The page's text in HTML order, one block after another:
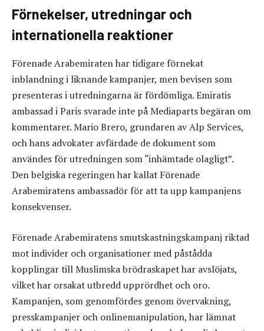
Förnekelser, utredningar och
internationella reaktioner
Förenade Arabemiraten har tidigare förnekat
inblandning i liknande kampanjer, men bevisen som
presenteras i utredningarna är fördömliga. Emiratis
ambassad i Paris svarade inte på Mediaparts begäran om
kommentarer. Mario Brero, grundaren av Alp Services,
och hans advokater avfärdade de dokument som
användes för utredningen som “inhämtade olagligt”.
Den belgiska regeringen har kallat Förenade
Arabemiratens ambassadör för att ta upp kampanjens
konsekvenser.
Förenade Arabemiratens smutskastningskampanj riktad
mot individer och organisationer med påstådda
kopplingar till Muslimska brödraskapet har avslöjats,
vilket har orsakat utbredd upprördhet och oro.
Kampanjen, som genomfördes genom övervakning,
presskampanjer och onlinemanipulation, har lämnat